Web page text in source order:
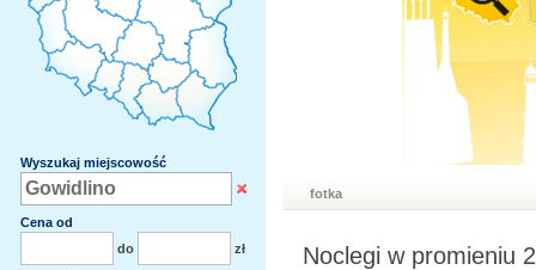
Wyszukaj miejscowość
Cena od
do
zł
fotka
Noclegi w promieniu